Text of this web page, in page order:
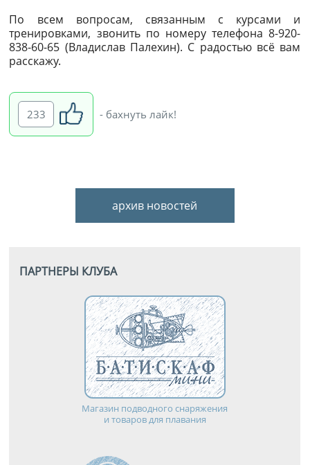
По всем вопросам, связанным с курсами и
тренировками, звонить по номеру телефона 8-920-
838-60-65 (Владислав Палехин). С радостью всё вам
расскажу.
233 - бахнуть лайк!
архив новостей
ПАРТНЕРЫ КЛУБА
Магазин подводного снаряжения
и товаров для плавания